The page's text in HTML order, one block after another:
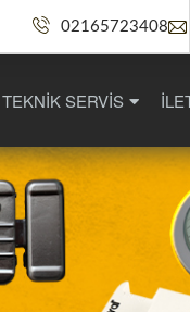
02165723408
TEKNİK SERVİS